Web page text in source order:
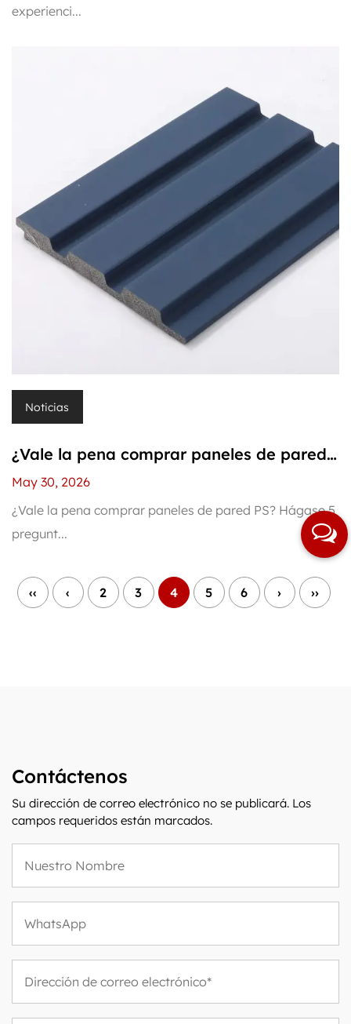
experienci...
Noticias
¿Vale la pena comprar paneles de pared
PS? Hágase 5 preguntas y lo sabrá
May 30, 2026
¿Vale la pena comprar paneles de pared PS? Hágase 5
pregunt...
‹‹ ‹ 2 3 4 5 6 › ››
Contáctenos
Su dirección de correo electrónico no se publicará. Los
campos requeridos están marcados.